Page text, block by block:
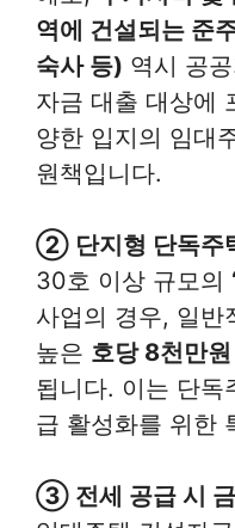
역에 건설되는 준
숙사 등) 역시 공
자금 대출 대상에
양한 입지의 임대
원책입니다.
② 단지형 단독주
30호 이상 규모의
사업의 경우, 일반
높은 호당 8천만원
됩니다. 이는 단독
급 활성화를 위한
③ 전세 공급 시